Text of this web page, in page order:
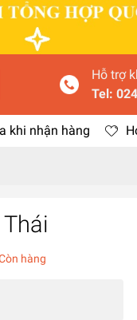
Hỗ trợ
Tel:
khi nhận hàng
hàng